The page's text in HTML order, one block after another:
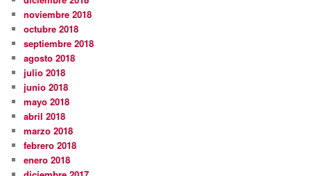
noviembre 2018
octubre 2018
septiembre 2018
agosto 2018
julio 2018
junio 2018
mayo 2018
abril 2018
marzo 2018
febrero 2018
enero 2018